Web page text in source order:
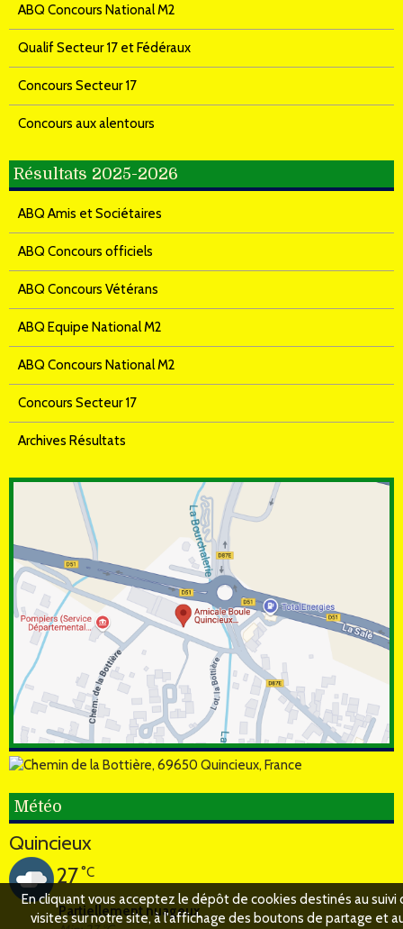
ABQ Concours National M2
Qualif Secteur 17 et Fédéraux
Concours Secteur 17
Concours aux alentours
Résultats 2025-2026
ABQ Amis et Sociétaires
ABQ Concours officiels
ABQ Concours Vétérans
ABQ Equipe National M2
ABQ Concours National M2
Concours Secteur 17
Archives Résultats
Météo
Quincieux
27°C
Partiellement nuageux
En cliquant vous acceptez le dépôt de cookies destinés au suivi
visites sur notre site, à l'affichage des boutons de partage et